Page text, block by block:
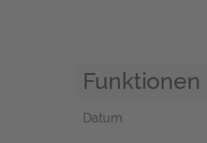
Funktionen
Datum